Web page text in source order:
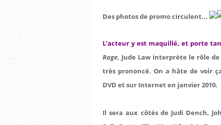
Des photos de promo circulent...
L’acteur y est maquillé, et porte
Rage, Jude Law interprète le rôle
très prononcé. On a hâte de voir
DVD et sur Internet en janvier 2010.
Il sera aux côtés de Judi Dench,